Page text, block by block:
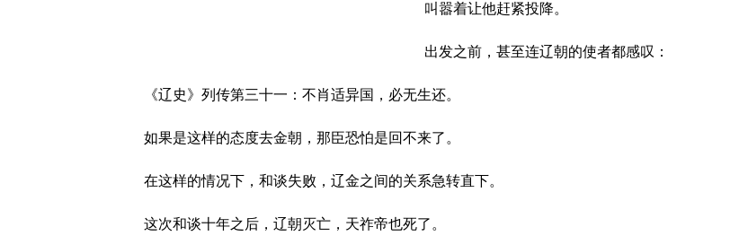
叫嚣着让他赶紧投降。
出发之前，甚至连辽朝的使者都感叹：
《辽史》列传第三十一：不肖适异国，必无生还。
如果是这样的态度去金朝，那臣恐怕是回不来了。
在这样的情况下，和谈失败，辽金之间的关系急转直下。
这次和谈十年之后，辽朝灭亡，天祚帝也死了。